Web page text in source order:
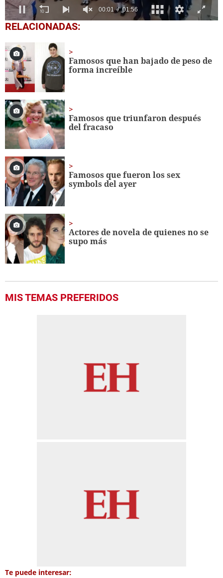
0
seconds
1
minute,
56
seconds
RELACIONADAS:
Famosos que han bajado de peso de
forma increíble
Famosos que triunfaron después
del fracaso
Famosos que fueron los sex
symbols del ayer
Actores de novela de quienes no se
supo más
MIS TEMAS PREFERIDOS
Te puede interesar: